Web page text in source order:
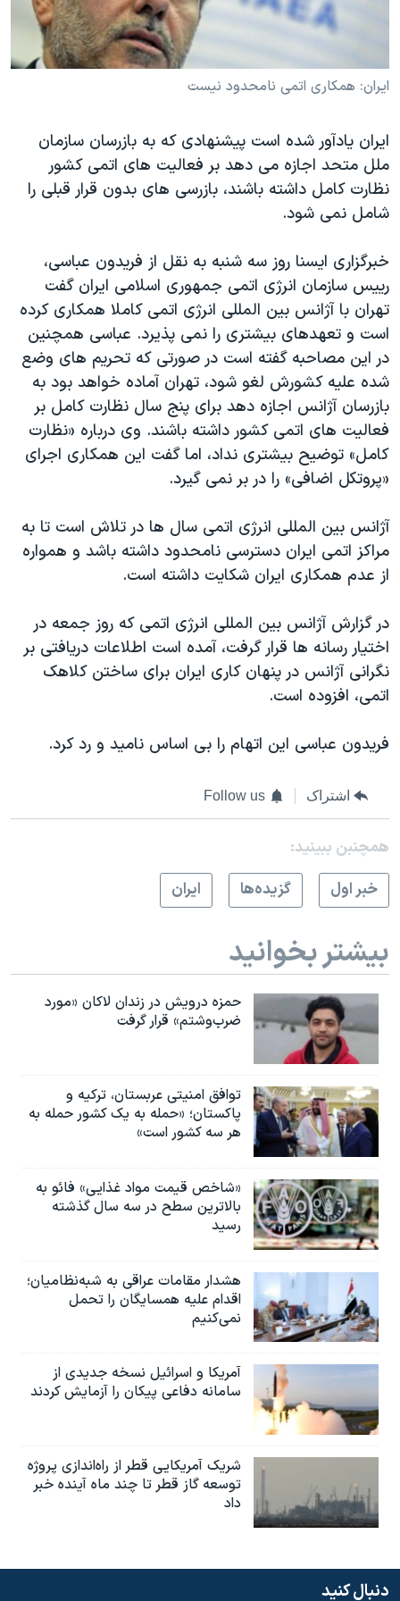
فرهنگ و زندگی
اقتصادی
اسرائیل در جنگ
گالری عکس
آرشیو پخش زنده
مستندها
حمله جمهوری اسلامی به اسرائیل
ورزش زنان در ایران
اعتراضات زن، زندگی، آزادی
مجموعه مستندهای دادخواهی
دادگاه حمید نوری
چهل سال گروگان‌گیری
قانون شفافیت دارائی کادر رهبری ایران
اعتراضات مردمی آبان ۹۸
اسرائیل در جنگ
نرگس محمدی برنده جایزه نوبل صلح
همایش محافظه‌کاران آمریکا «سی‌پک»
سفر پرزیدنت ترامپ به چین
دنبال کنید
زبانهای مختلف
ایران: همکاری اتمی نامحدود نیست
ایران یادآور شده است پیشنهادی که به بازرسان سازمان
ملل متحد اجازه می دهد بر فعالیت های اتمی کشور
نظارت کامل داشته باشند، بازرسی های بدون قرار قبلی را
شامل نمی شود.
خبرگزاری ایسنا روز سه شنبه به نقل از فریدون عباسی،
رییس سازمان انرژی اتمی جمهوری اسلامی ایران گفت
تهران با آژانس بین المللی انرژی اتمی کاملا همکاری کرده
است و تعهدهای بیشتری را نمی پذیرد. عباسی همچنین
در این مصاحبه گفته است در صورتی که تحریم های وضع
شده علیه کشورش لغو شود، تهران آماده خواهد بود به
بازرسان آژانس اجازه دهد برای پنج سال نظارت کامل بر
فعالیت های اتمی کشور داشته باشند. وی درباره «نظارت
کامل» توضیح بیشتری نداد، اما گفت این همکاری اجرای
«پروتکل اضافی» را در بر نمی گیرد.
آژانس بین المللی انرژی اتمی سال ها در تلاش است تا به
مراکز اتمی ایران دسترسی نامحدود داشته باشد و همواره
از عدم همکاری ایران شکایت داشته است.
در گزارش آژانس بین المللی انرژی اتمی که روز جمعه در
اختیار رسانه ها قرار گرفت، آمده است اطلاعات دریافتی بر
نگرانی آژانس در پنهان کاری ایران برای ساختن کلاهک
اتمی، افزوده است.
فریدون عباسی این اتهام را بی اساس نامید و رد کرد.
اشتراک Follow us
همچنبن ببینید:
خبر اول
گزيده‌ها ايران
بیشتر بخوانید
حمزه درویش در زندان لاکان «مورد
ضرب‌وشتم» قرار گرفت
توافق امنیتی عربستان، ترکیه و
پاکستان؛ «حمله به یک کشور حمله به
هر سه کشور است»
«شاخص قیمت مواد غذایی» فائو به
بالاترین سطح در سه سال گذشته
رسید
هشدار مقامات عراقی به شبه‌نظامیان؛
اقدام علیه همسایگان را تحمل
نمی‌کنیم
آمریکا و اسرائیل نسخه جدیدی از
سامانه دفاعی پیکان را آزمایش کردند
شریک آمریکایی قطر از راه‌اندازی پروژه
توسعه گاز قطر تا چند ماه آینده خبر
داد
دنبال کنید